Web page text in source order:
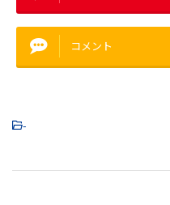
コメント
-